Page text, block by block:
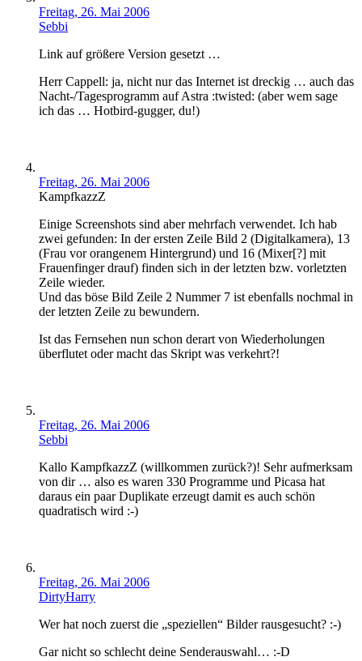
Freitag, 26. Mai 2006
Sebbi
Link auf größere Version gesetzt …
Herr Cappell: ja, nicht nur das Internet ist dreckig … auch das
Nacht-/Tagesprogramm auf Astra :twisted: (aber wem sage
ich das … Hotbird-gugger, du!)
Freitag, 26. Mai 2006
KampfkazzZ
Einige Screenshots sind aber mehrfach verwendet. Ich hab
zwei gefunden: In der ersten Zeile Bild 2 (Digitalkamera), 13
(Frau vor orangenem Hintergrund) und 16 (Mixer[?] mit
Frauenfinger drauf) finden sich in der letzten bzw. vorletzten
Zeile wieder.
Und das böse Bild Zeile 2 Nummer 7 ist ebenfalls nochmal in
der letzten Zeile zu bewundern.
Ist das Fernsehen nun schon derart von Wiederholungen
überflutet oder macht das Skript was verkehrt?!
Freitag, 26. Mai 2006
Sebbi
Kallo KampfkazzZ (willkommen zurück?)! Sehr aufmerksam
von dir … also es waren 330 Programme und Picasa hat
daraus ein paar Duplikate erzeugt damit es auch schön
quadratisch wird :-)
Freitag, 26. Mai 2006
DirtyHarry
Wer hat noch zuerst die „speziellen“ Bilder rausgesucht? :-)
Gar nicht so schlecht deine Senderauswahl… :-D